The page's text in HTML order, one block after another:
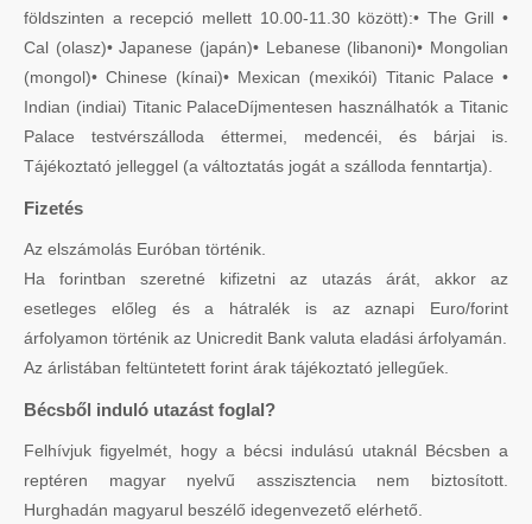
földszinten a recepció mellett 10.00-11.30 között):• The Grill •
Cal (olasz)• Japanese (japán)• Lebanese (libanoni)• Mongolian
(mongol)• Chinese (kínai)• Mexican (mexikói) Titanic Palace •
Indian (indiai) Titanic PalaceDíjmentesen használhatók a Titanic
Palace testvérszálloda éttermei, medencéi, és bárjai is.
Tájékoztató jelleggel (a változtatás jogát a szálloda fenntartja).
Fizetés
Az elszámolás Euróban történik.
Ha forintban szeretné kifizetni az utazás árát, akkor az
esetleges előleg és a hátralék is az aznapi Euro/forint
árfolyamon történik az Unicredit Bank valuta eladási árfolyamán.
Az árlistában feltüntetett forint árak tájékoztató jellegűek.
Bécsből induló utazást foglal?
Felhívjuk figyelmét, hogy a bécsi indulású utaknál Bécsben a
reptéren magyar nyelvű asszisztencia nem biztosított.
Hurghadán magyarul beszélő idegenvezető elérhető.